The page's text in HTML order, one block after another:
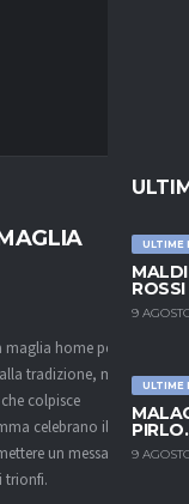
ULTIME
9
ULTIME
9
home per la
tradizione, ma
colpisce
celebrano il
un messaggio
trionfi.